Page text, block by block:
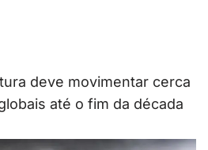
deve movimentar cerca
até o fim da década